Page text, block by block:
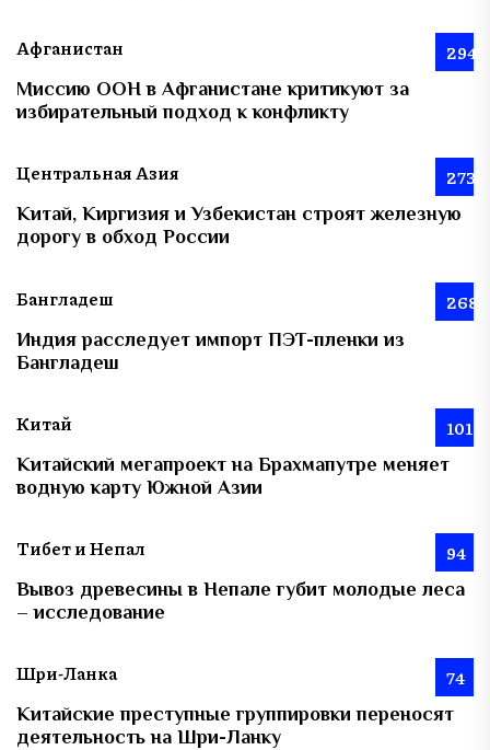
Афганистан 294
Миссию ООН в Афганистане критикуют за
избирательный подход к конфликту
Центральная Азия 273
Китай, Киргизия и Узбекистан строят железную
дорогу в обход России
Бангладеш 268
Индия расследует импорт ПЭТ-пленки из
Бангладеш
Китай 101
Китайский мегапроект на Брахмапутре меняет
водную карту Южной Азии
Тибет и Непал 94
Вывоз древесины в Непале губит молодые леса
– исследование
Шри-Ланка 74
Китайские преступные группировки переносят
деятельность на Шри-Ланку